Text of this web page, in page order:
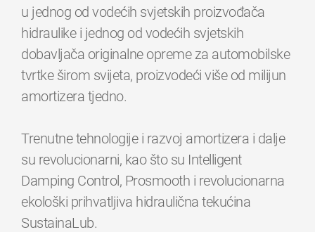
u jednog od vodećih svjetskih proizvođača
hidraulike i jednog od vodećih svjetskih
dobavljača originalne opreme za automobilske
tvrtke širom svijeta, proizvodeći više od milijun
amortizera tjedno.
Trenutne tehnologije i razvoj amortizera i dalje
su revolucionarni, kao što su Intelligent
Damping Control, Prosmooth i revolucionarna
ekološki prihvatljiva hidraulična tekućina
SustainaLub.